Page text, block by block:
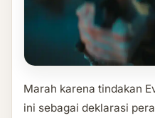
Marah karena tindakan
ini sebagai deklarasi